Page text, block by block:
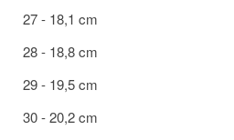
27 - 18,1 cm
28 - 18,8 cm
29 - 19,5 cm
30 - 20,2 cm